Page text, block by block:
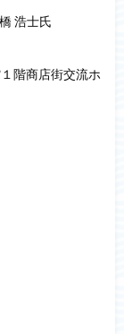
浩士氏
階商店街交流ホ